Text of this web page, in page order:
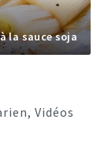
la sauce soja
,Vidéos